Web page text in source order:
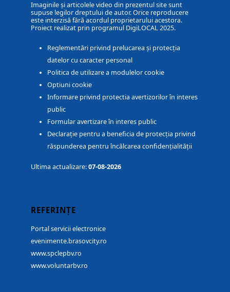
Imaginile și articolele video din prezentul site sunt
supuse legilor dreptului de autor. Orice reproducere
este interzisă fără acordul proprietarului acestora.
Proiect realizat prin programul DigiLOCAL 2025.
Reglementări privind prelucarea și protecția
datelor cu caracter personal
Politica de utilizare a modulelor cookie
Optiuni cookie
Informare privind protectia avertizorilor în interes
public
Formular avertizare în interes public
Declarație pentru a beneficia de protecția privind
răspunderea pentru încălcarea confidențialității
Ultima actualizare:07-08-2026
REFERINȚE
Portal servicii electronice
evenimente.brasovcity.ro
www.spclepbv.ro
www.voluntarbv.ro